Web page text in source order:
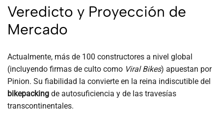
Veredicto y Proyección de
Mercado
Actualmente, más de 100 constructores a nivel global
(incluyendo firmas de culto como Viral Bikes) apuestan por
Pinion. Su fiabilidad la convierte en la reina indiscutible del
bikepacking de autosuficiencia y de las travesías
transcontinentales.